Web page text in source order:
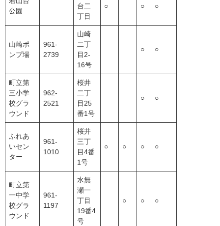
公園
台二
丁目
○ ○ ○
山崎ポ
ンプ場
961-
2739
山崎
二丁
目2-
16号
○ ○
町立第
三小学
校グラ
ウンド
962-
2521
桜井
二丁
目25
番1号
○ ○
ふれあ
いセン
ター
961-
1010
桜井
三丁
目4番
1号
○ ○ ○ ○
町立第
一中学
校グラ
ウンド
961-
1197
水無
瀬一
丁目
19番4
号
○ ○ ○